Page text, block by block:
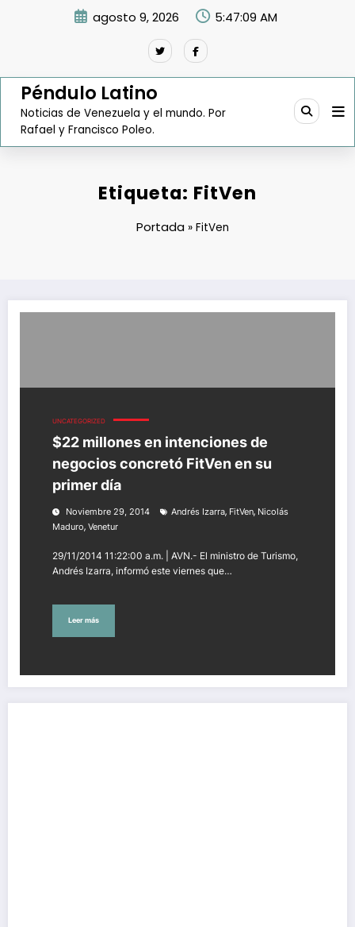
agosto 9, 2026 5:47:10 AM
Péndulo Latino
Noticias de Venezuela y el mundo. Por
Rafael y Francisco Poleo.
Etiqueta: FitVen
Portada »FitVen
UNCATEGORIZED
$22 millones en intenciones de
negocios concretó FitVen en su
primer día
Noviembre 29, 2014 Andrés Izarra, FitVen, Nicolás
Maduro, Venetur
29/11/2014 11:22:00 a.m. | AVN.- El ministro de Turismo,
Andrés Izarra, informó este viernes que…
Leer más